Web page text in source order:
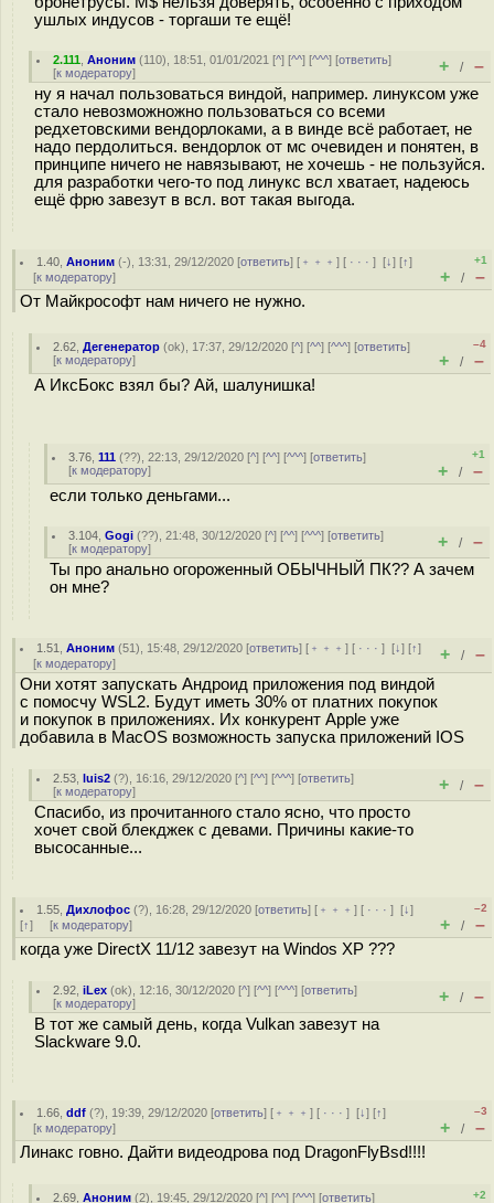
ушлых индусов - торгаши те ещё!
2.111 ,Аноним (110), 18:51, 01/01/2021 [^] [^^] [^^^] [ответить]
[к модератору] + / –
ну я начал пользоваться виндой, например. линуксом уже
стало невозможножно пользоваться со всеми
редхетовскими вендорлоками, а в винде всё работает, не
надо пердолиться. вендорлок от мс очевиден и понятен, в
принципе ничего не навязывают, не хочешь - не пользуйся.
для разработки чего-то под линукс всл хватает, надеюсь
ещё фрю завезут в всл. вот такая выгода.
1.40 ,Аноним (-), 13:31, 29/12/2020 [ответить] [ ﹢﹢﹢] [ · · ·][↓] [↑]
[к модератору]
+1
+ / –
От Майкрософт нам ничего не нужно.
2.62 ,Дегенератор (ok), 17:37, 29/12/2020 [^] [^^] [^^^] [ответить]
[к модератору]
–4
+ / –
А ИксБокс взял бы? Ай, шалунишка!
3.76 ,111 (??), 22:13, 29/12/2020 [^] [^^] [^^^] [ответить]
[к модератору]
+1
+ / –
если только деньгами...
3.104 ,Gogi (??), 21:48, 30/12/2020 [^] [^^] [^^^] [ответить]
[к модератору] + / –
Ты про анально огороженный ОБЫЧНЫЙ ПК?? А зачем
он мне?
1.51 ,Аноним (51), 15:48, 29/12/2020 [ответить] [ ﹢﹢﹢] [ · · ·][↓] [↑]
[к модератору] + / –
Они хотят запускать Андроид приложения под виндой
с помосчу WSL2. Будут иметь 30% от платних покупок
и покупок в приложениях. Их конкурент Apple уже
добавила в MacOS возможность запуска приложений IOS
2.53 ,luis2 (?), 16:16, 29/12/2020 [^] [^^] [^^^] [ответить]
[к модератору] + / –
Спасибо, из прочитанного стало ясно, что просто
хочет свой блекджек с девами. Причины какие-то
высосанные...
1.55 ,Дихлофос (?), 16:28, 29/12/2020 [ответить] [ ﹢﹢﹢] [ · · ·][↓]
[↑] [к модератору]
–2
+ / –
когда уже DirectX 11/12 завезут на Windos XP ???
2.92 ,iLex (ok), 12:16, 30/12/2020 [^] [^^] [^^^] [ответить]
[к модератору] + / –
В тот же самый день, когда Vulkan завезут на
Slackware 9.0.
1.66 ,ddf (?), 19:39, 29/12/2020 [ответить] [ ﹢﹢﹢] [ · · ·][↓] [↑]
[к модератору]
–3
+ / –
Линакс говно. Дайти видеодрова под DragonFlyBsd!!!!
2.69 ,Аноним (2), 19:45, 29/12/2020 [^] [^^] [^^^] [ответить]
+2